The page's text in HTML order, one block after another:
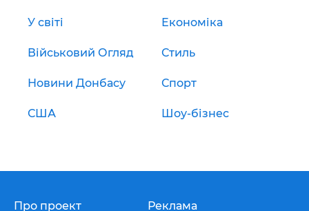
У світі Економіка
Військовий Огляд Стиль
Новини Донбасу Спорт
США Шоу-бізнес
Про проект Реклама